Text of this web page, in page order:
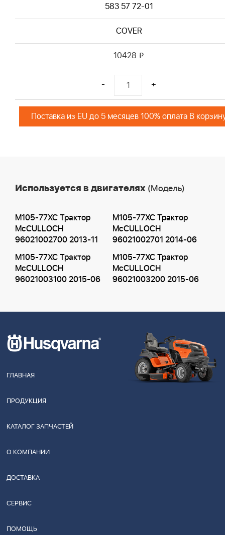
583 57 72-01
COVER
10428 i
- +
Поставка из EU до 5 месяцев 100% оплата В
Используется в двигателях (Модель)
M105-77XC Трактор
McCULLOCH
96021002700 2013-11
M105-77XC Трактор
McCULLOCH
96021002701 2014-06
M105-77XC Трактор
McCULLOCH
96021003100 2015-06
M105-77XC Трактор
McCULLOCH
96021003200 2015-06
ГЛАВНАЯ
ПРОДУКЦИЯ
КАТАЛОГ ЗАПЧАСТЕЙ
О КОМПАНИИ
ДОСТАВКА
СЕРВИС
ПОМОЩЬ